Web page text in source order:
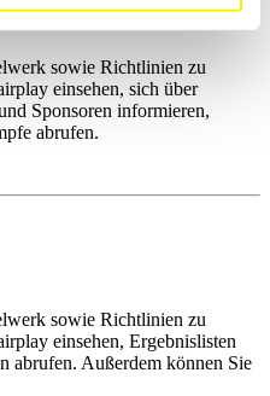
sowie Richtlinien zu
einsehen, sich über
Sponsoren informieren,
abrufen.
sowie Richtlinien zu
einsehen, Ergebnislisten
abrufen. Außerdem können Sie